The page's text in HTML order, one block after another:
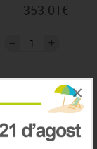
×
353.01€
353.01€